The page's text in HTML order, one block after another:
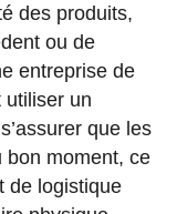
des produits,
ou de
entreprise de
utiliser un
que les
bon moment, ce
de logistique